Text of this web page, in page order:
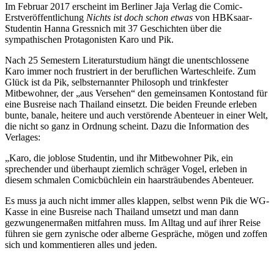
Im Februar 2017 erscheint im Berliner Jaja Verlag die Comic-
Erstveröffentlichung Nichts ist doch schon etwas von HBKsaar-
Studentin Hanna Gressnich mit 37 Geschichten über die
sympathischen Protagonisten Karo und Pik.
Nach 25 Semestern Literaturstudium hängt die unentschlossene
Karo immer noch frustriert in der beruflichen Warteschleife. Zum
Glück ist da Pik, selbsternannter Philosoph und trinkfester
Mitbewohner, der „aus Versehen“ den gemeinsamen Kontostand für
eine Busreise nach Thailand einsetzt. Die beiden Freunde erleben
bunte, banale, heitere und auch verstörende Abenteuer in einer Welt,
die nicht so ganz in Ordnung scheint. Dazu die Information des
Verlages:
„Karo, die joblose Studentin, und ihr Mitbewohner Pik, ein
sprechender und überhaupt ziemlich schräger Vogel, erleben in
diesem schmalen Comicbüchlein ein haarsträubendes Abenteuer.
Es muss ja auch nicht immer alles klappen, selbst wenn Pik die WG-
Kasse in eine Busreise nach Thailand umsetzt und man dann
gezwungenermaßen mitfahren muss. Im Alltag und auf ihrer Reise
führen sie gern zynische oder alberne Gespräche, mögen und zoffen
sich und kommentieren alles und jeden.